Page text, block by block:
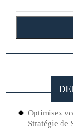
Optimisez
Stratégie de